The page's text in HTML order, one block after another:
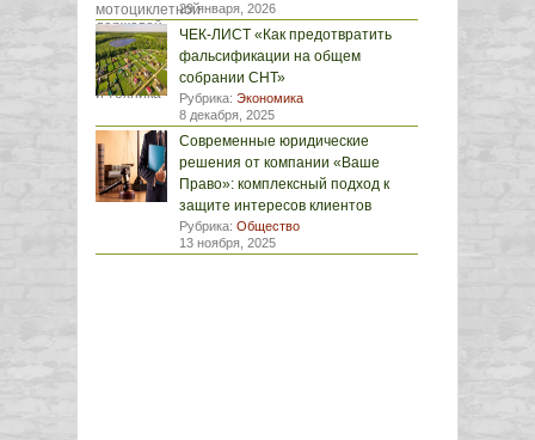
29 января, 2026
ЧЕК-ЛИСТ «Как предотвратить
фальсификации на общем
собрании СНТ»
Рубрика: Экономика
8 декабря, 2025
Современные юридические
решения от компании «Ваше
Право»: комплексный подход к
защите интересов клиентов
Рубрика: Общество
13 ноября, 2025